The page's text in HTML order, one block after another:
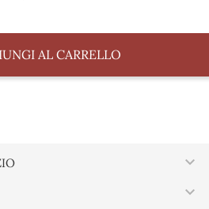
AL CARRELLO

